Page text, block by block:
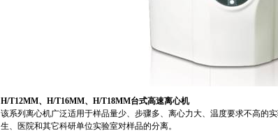
H/T12MM、H/T16MM、H/T18MM台式高速离心机
该系列离心机广泛适用于样品量少、步骤多、离心力大、温度要求不高的
生、医院和其它科研单位实验室对样品的分离。